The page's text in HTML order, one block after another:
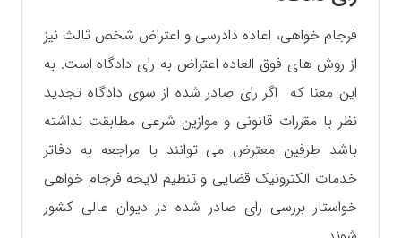
فرجام خواهی، اعاده دادرسی و اعتراض شخص ثالث نیز
از روش های فوق العاده اعتراض به رای دادگاه است. به
این معنا که اگر رای صادر شده از سوی دادگاه تجدید
نظر با مقررات قانونی و موازین شرعی مطابقت نداشته
باشد طرفین معترض می توانند با مراجعه به دفاتر
خدمات الکترونیک قضایی و تنظیم لایحه فرجام خواهی
خواستار بررسی رای صادر شده در دیوان عالی کشور